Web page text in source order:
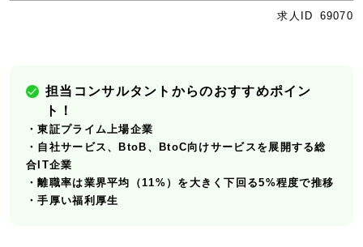
求人ID 69070
担当コンサルタントからのおすすめポイン
ト！
・東証プライム上場企業
・自社サービス、BtoB、BtoC向けサービスを展開する総
合IT企業
・離職率は業界平均（11%）を大きく下回る5%程度で推移
・手厚い福利厚生